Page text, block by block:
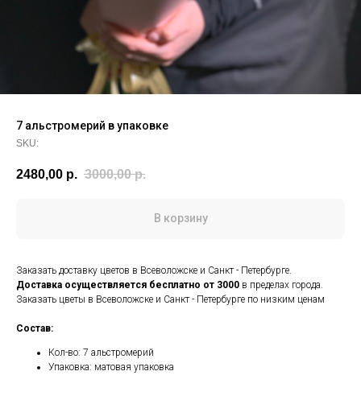
7 альстромерий в упаковке
SKU:
2480,00 р. 3000,00 р.
В корзину
Заказать доставку цветов в Всеволожске и Санкт - Петербурге.
Доставка осуществляется бесплатно от 3000 в пределах города.
Заказать цветы в Всеволожске и Санкт - Петербурге по низким ценам
Состав:
Кол-во: 7 альстромерий
Упаковка: матовая упаковка